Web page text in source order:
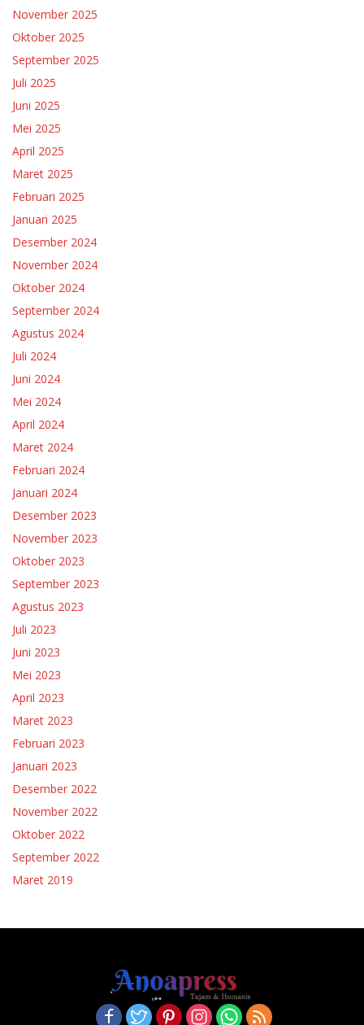
November 2025
Oktober 2025
September 2025
Juli 2025
Juni 2025
Mei 2025
April 2025
Maret 2025
Februari 2025
Januari 2025
Desember 2024
November 2024
Oktober 2024
September 2024
Agustus 2024
Juli 2024
Juni 2024
Mei 2024
April 2024
Maret 2024
Februari 2024
Januari 2024
Desember 2023
November 2023
Oktober 2023
September 2023
Agustus 2023
Juli 2023
Juni 2023
Mei 2023
April 2023
Maret 2023
Februari 2023
Januari 2023
Desember 2022
November 2022
Oktober 2022
September 2022
Maret 2019